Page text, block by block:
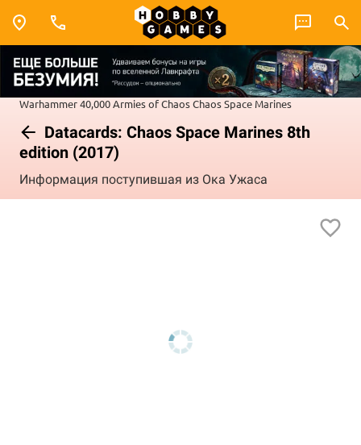
Warhammer 40,000Armies of ChaosChaos Space Marines
Datacards: Chaos Space Marines 8th
edition (2017)
Информация поступившая из Ока Ужаса